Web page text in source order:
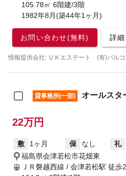
105.78㎡ 6階建/3階
1982年8月(築44年1ヶ月)
お問い合わせ(無料) 詳
情報提供会社: ＵＫエステート (有)パル
貸事務所(一部) オールスタ
22万円
敷 1ヶ月 保 なし 礼
福島県会津若松市花畑東
ＪＲ磐越西線 / 会津若松駅 徒歩